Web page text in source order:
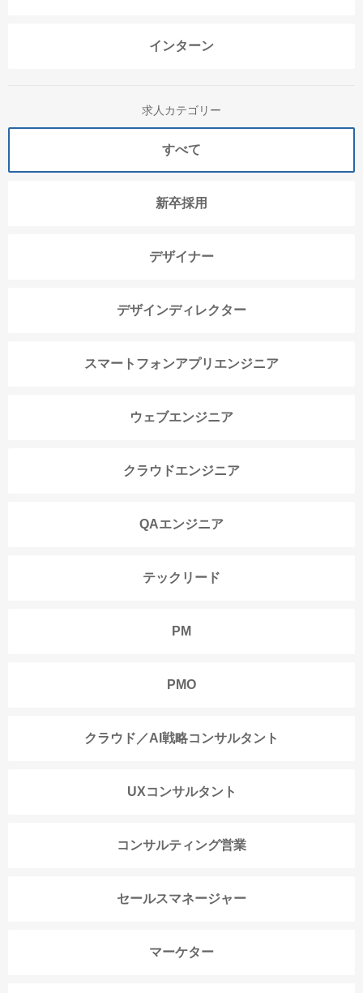
インターン
求人カテゴリー
すべて
新卒採用
デザイナー
デザインディレクター
スマートフォンアプリエンジニア
ウェブエンジニア
クラウドエンジニア
QAエンジニア
テックリード
PM
PMO
クラウド／AI戦略コンサルタント
UXコンサルタント
コンサルティング営業
セールスマネージャー
マーケター